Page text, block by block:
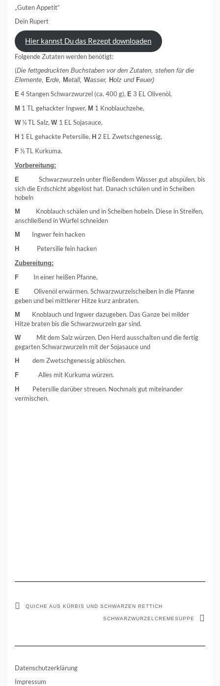
„Guten Appetit“
Dein Rupert
Hier kannst Du das Rezept downloaden
Folgende Zutaten werden benötigt:
(Die fettgedruckten Buchstaben vor den Zutaten, stehen für die
Elemente, Erde, Metall, Wasser, Holz und Feuer)
E 4 Stangen Schwarzwurzel (ca. 400 g), E 3 EL Olivenöl,
M 1 TL gehackter Ingwer, M 1 Knoblauchzehe,
W ¼ TL Salz, W 1 EL Sojasauce,
H 1 EL gehackte Petersilie, H 2 EL Zwetschgenessig,
F ½ TL Kurkuma.
Vorbereitung:
E Schwarzwurzeln unter fließendem Wasser gut abspülen, bis
sich die Erdschicht abgelöst hat. Danach schälen und in Scheiben
hobeln
M Knoblauch schälen und in Scheiben hobeln. Diese in Streifen,
anschließend in Würfel schneiden
M Ingwer fein hacken
H Petersilie fein hacken
Zubereitung:
F In einer heißen Pfanne,
E Olivenöl erwärmen. Schwarzwurzelscheiben in die Pfanne
geben und bei mittlerer Hitze kurz anbraten.
M Knoblauch und Ingwer dazugeben. Das Ganze bei milder
Hitze braten bis die Schwarzwurzeln gar sind.
W Mit dem Salz würzen. Den Herd ausschalten und die fertig
gegarten Schwarzwurzeln mit der Sojasauce und
H dem Zwetschgenessig ablöschen.
F Alles mit Kurkuma würzen.
H Petersilie darüber streuen. Nochmals gut miteinander
vermischen.
QUICHE AUS KÜRBIS UND SCHWARZEN RETTICH
SCHWARZWURZELCREMESUPPE
Datenschutzerklärung
Impressum